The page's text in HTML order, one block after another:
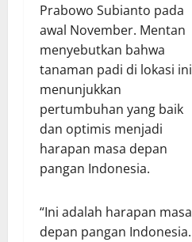
Prabowo Subianto pada
awal November. Mentan
menyebutkan bahwa
tanaman padi di lokasi ini
menunjukkan
pertumbuhan yang baik
dan optimis menjadi
harapan masa depan
pangan Indonesia.
“Ini adalah harapan masa
depan pangan Indonesia.